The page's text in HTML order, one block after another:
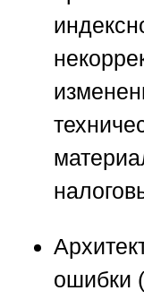
ошибки